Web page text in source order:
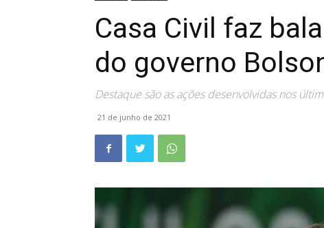
Casa Civil faz
do governo
Destaque são as ações desenvolvidas nos
21 de junho de 2021